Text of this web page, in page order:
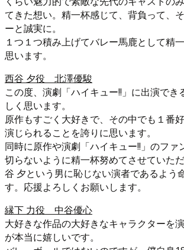
てきた想い。精一杯感じて、背負って、
ーと誠実に。
１つ１つ積み上げてバレー馬鹿として精
思います。
西谷 夕役 北澤優駿
この度、演劇「ハイキュー!!」に出演でき
しく思います。
原作もすごく大好きで、その中でも１番
演じられることを誇りに思います。
同時に原作や演劇「ハイキュー!!」のファ
切らないように精一杯努めてさせていた
谷 夕という男に恥じない演者であるよう
す。応援よろしくお願いします。
縁下 力役 中谷優心
大好きな作品の大好きなキャラクターを
が本当に嬉しいです。